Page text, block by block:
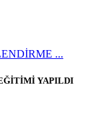
...
YAPILDI